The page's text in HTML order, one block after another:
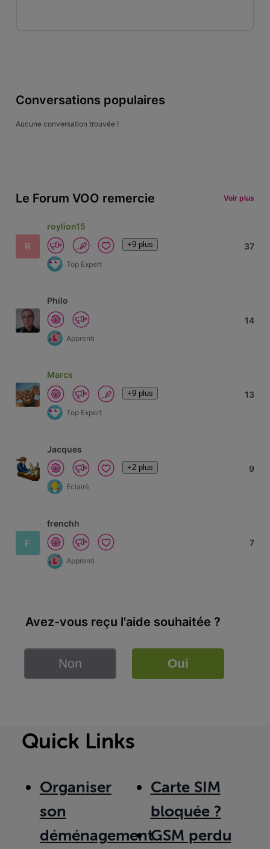
Conversations populaires
Aucune conversation trouvée !
Le Forum VOO remercie Voir plus
R
roylion15
+9 plus
Top Expert
37
Philo
Apprenti
14
Marcs
+9 plus
Top Expert
13
Jacques
+2 plus
Éclairé
9
F
frenchh
Apprenti
7
Avez-vous reçu l'aide souhaitée ?
Non Oui
Quick Links
Organiser
son
déménagement
Carte SIM
bloquée ?
GSM perdu